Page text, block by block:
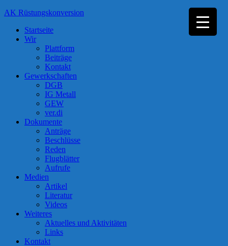
Zum
springen
AK Rüstungskonversion
Startseite
Wir
Plattform
Beiträge
Kontakt
Gewerkschaften
DGB
IG Metall
GEW
ver.di
Dokumente
Anträge
Beschlüsse
Reden
Flugblätter
Aufrufe
Medien
Artikel
Literatur
Videos
Weiteres
Aktuelles und Aktivitäten
Links
Kontakt